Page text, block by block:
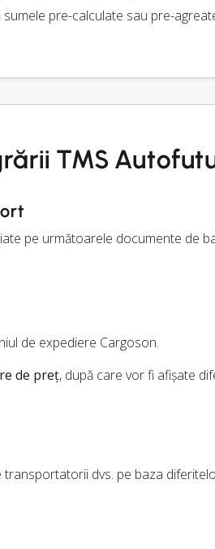
sumele pre-calculate sau pre-
TMS
pe următoarele documente de
de expediere Cargoson.
de preț, după care vor fi afișate
dvs. pe baza